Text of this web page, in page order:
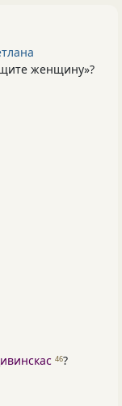
женщину»?
46?